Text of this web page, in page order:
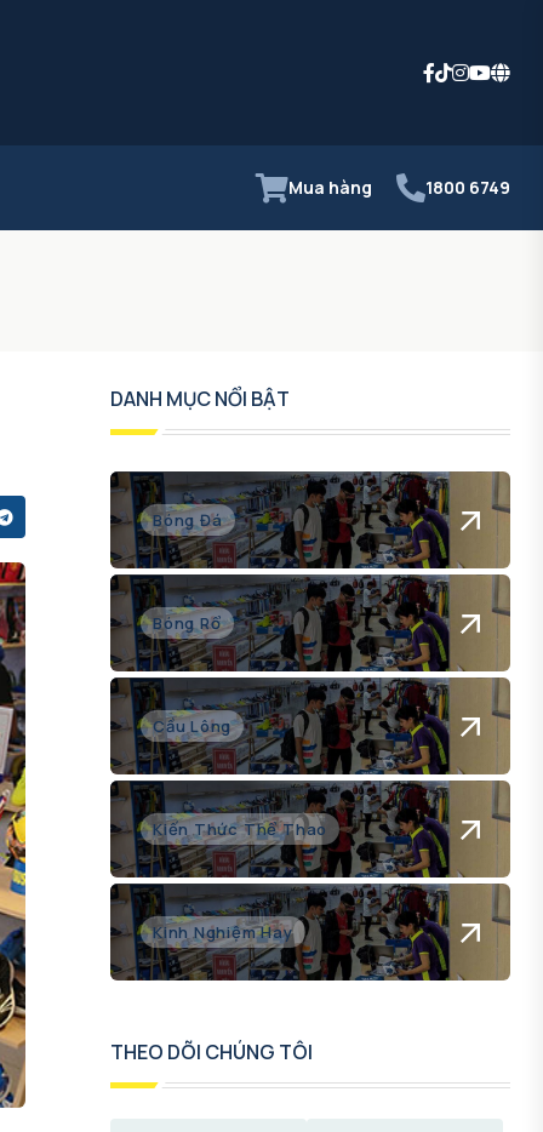
Mua hàng 1800 6749
DANH MỤC NỔI BẬT
Bóng Đá
Bóng Rổ
Cầu Lông
Kiến Thức Thể Thao
Kinh Nghiệm Hay
THEO DÕI CHÚNG TÔI